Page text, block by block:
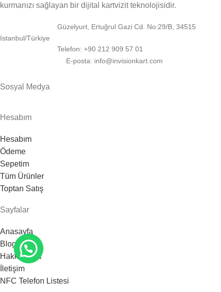
kurmanızı sağlayan bir dijital kartvizit teknolojisidir.
Güzelyurt, Ertuğrul Gazi Cd. No:29/B, 34515
Istanbul/Türkiye
Telefon: +90 212 909 57 01
E-posta: info@invisionkart.com
Sosyal Medya
Hesabım
Hesabım
Ödeme
Sepetim
Tüm Ürünler
Toptan Satış
Sayfalar
Anasayfa
Blog
Hakkımızda
İletişim
NFC Telefon Listesi